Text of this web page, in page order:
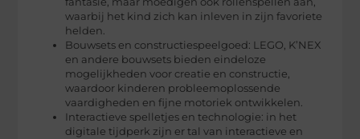
waarbij het kind zich kan inleven in zijn favoriete
helden.
Bouwsets en constructiespeelgoed: LEGO, K’NEX
en andere bouwsets bieden eindeloze
mogelijkheden voor creatie en constructie,
waardoor kinderen probleemoplossende
vaardigheden en fijne motoriek ontwikkelen.
Interactieve spelletjes en technologie: in het
digitale tijdperk zijn er tal van interactieve en